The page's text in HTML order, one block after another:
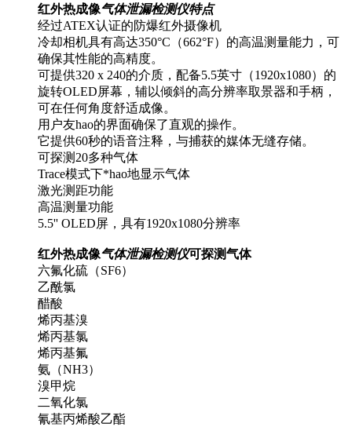
红外热成像气体泄漏检测仪特点
经过ATEX认证的防爆红外摄像机
冷却相机具有高达350°C（662°F）的高温测量能力，可
确保其性能的高精度。
可提供320 x 240的介质，配备5.5英寸（1920x1080）的
旋转OLED屏幕，辅以倾斜的高分辨率取景器和手柄，
可在任何角度舒适成像。
用户友hao的界面确保了直观的操作。
它提供60秒的语音注释，与捕获的媒体无缝存储。
可探测20多种气体
Trace模式下*hao地显示气体
激光测距功能
高温测量功能
5.5'' OLED屏，具有1920x1080分辨率
红外热成像气体泄漏检测仪可探测气体
六氟化硫（SF6）
乙酰氯
醋酸
烯丙基溴
烯丙基氯
烯丙基氟
氨（NH3）
溴甲烷
二氧化氯
氰基丙烯酸乙酯